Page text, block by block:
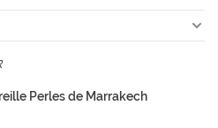
Perles de Marrakech